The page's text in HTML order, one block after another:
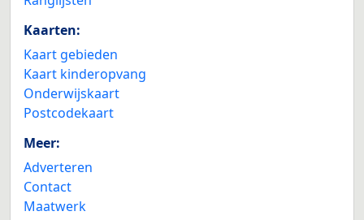
Kaarten:
Kaart gebieden
Kaart kinderopvang
Onderwijskaart
Postcodekaart
Meer:
Adverteren
Contact
Maatwerk